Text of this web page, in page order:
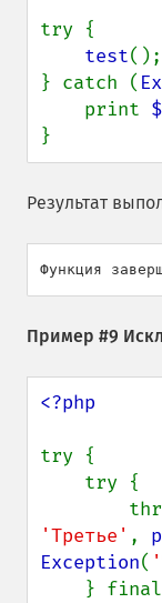
try {
test();
} catch (
    print
}
Результат
Пример #9
<?php
try {
'Третье' ,
Exception(